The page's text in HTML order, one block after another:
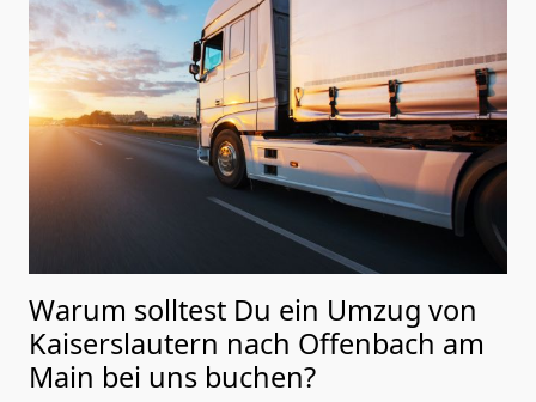
Warum solltest Du ein Umzug von
Kaiserslautern nach Offenbach am
Main bei uns buchen?